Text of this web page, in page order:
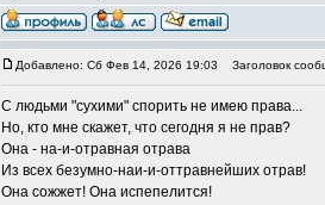
Добавлено: Сб Фев 14, 2026 19:03 Заголовок
С людьми "сухими" спорить не имею права...
Но, кто мне скажет, что сегодня я не прав?
Она - на-и-отравная отрава
Из всех безумно-наи-и-оттравнейших отрав!
Она сожжет! Она испепелится!